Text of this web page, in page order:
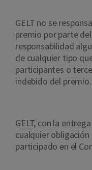
GELT no se
premio por parte
responsabilidad
de cualquier tipo
participantes o
indebido del premio.
GELT, con la
cualquier obligación
participado en el